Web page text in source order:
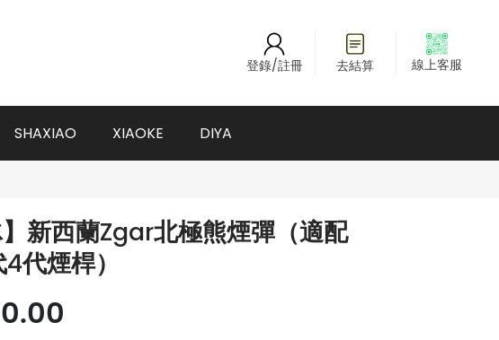
登錄/註冊 去結算 線上客服
SHAXIAO XIAOKE DIYA
】新西蘭Zgar北極熊煙彈（適配
代煙桿）